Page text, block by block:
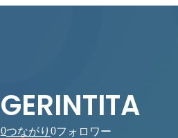
GERINTITA
0つながり 0フォロワー